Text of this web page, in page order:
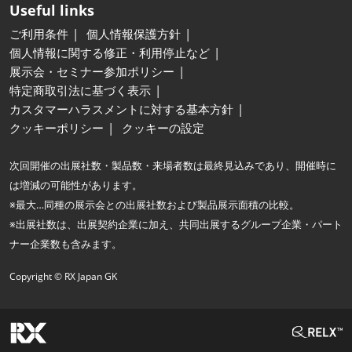
Useful links
ご利用条件
個人情報保護方針
個人情報に関する修正・利用停止など
展示会・セミナー参加ポリシー
特定商取引法に基づく表示
カスタマーハラスメントに対する基本方針
クッキーポリシー
クッキーの設定
次回開催の出展社数・製品数・来場者数は最終見込みであり、開催時に
は増減の可能性があります。
※最大…同種の展示会との出展社数および製品展示面積の比較。
※出展社数は、出展契約企業に加え、共同出展するグループ企業・パート
ナー企業数も含みます。
Copyright © RX Japan GK